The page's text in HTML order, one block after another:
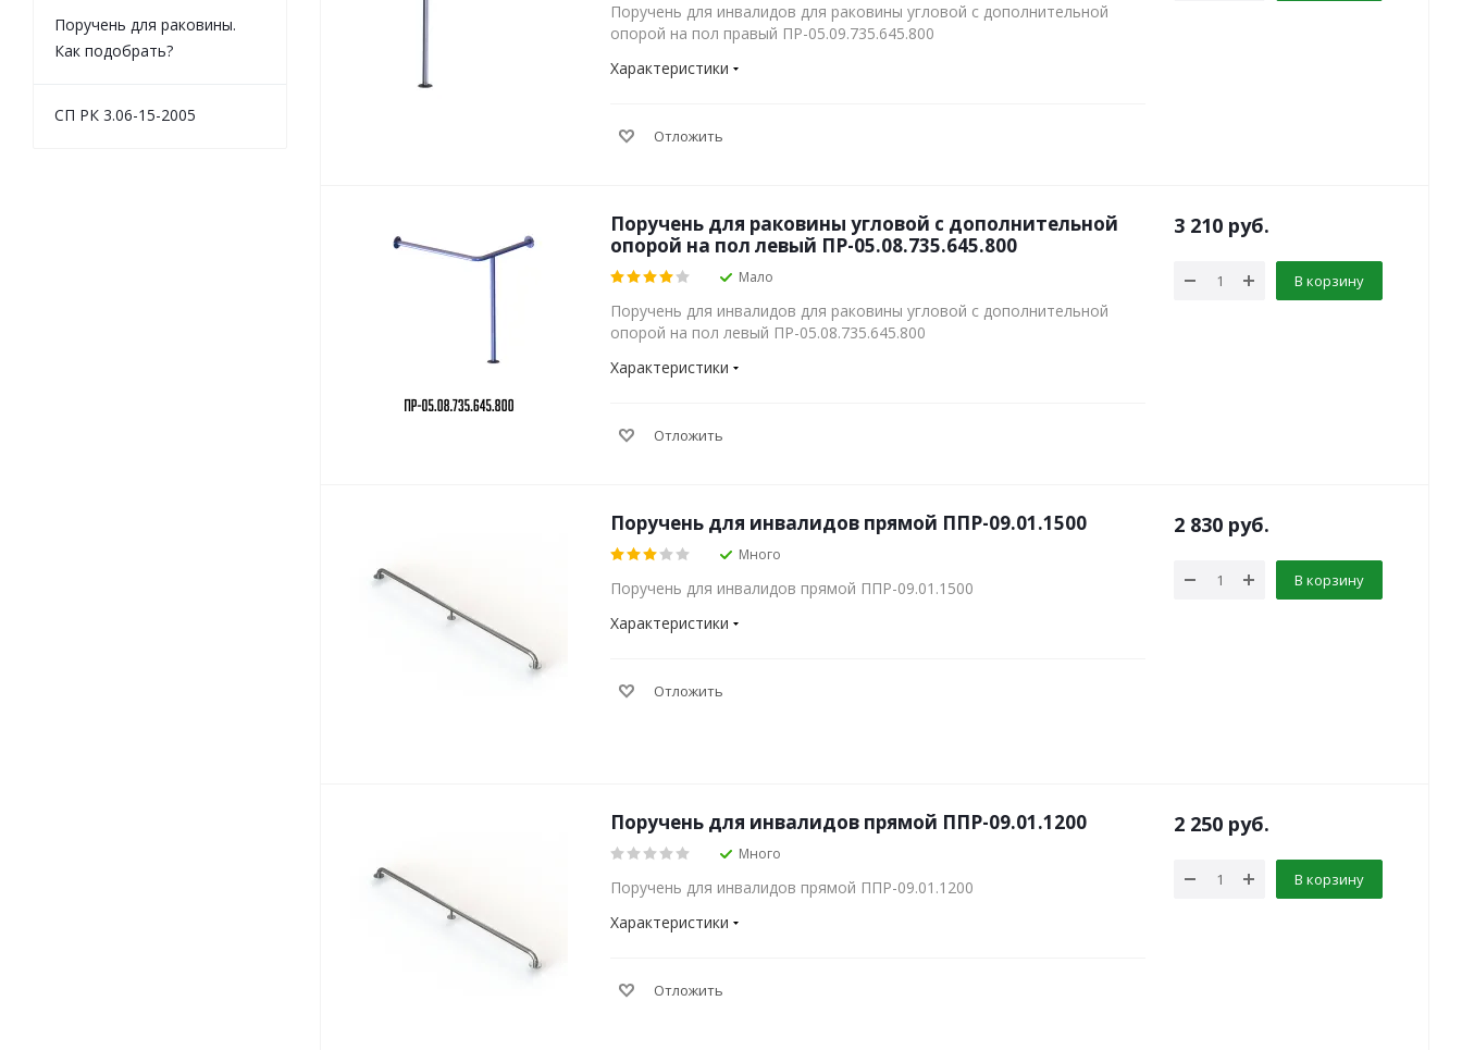
Поручень для инвалидов для раковины угловой с дополнительной
опорой на пол правый ПР-05.09.735.645.800
Характеристики
Отложить
Поручень для раковины угловой с дополнительной
опорой на пол левый ПР-05.08.735.645.800
Мало
Поручень для инвалидов для раковины угловой с дополнительной
опорой на пол левый ПР-05.08.735.645.800
Характеристики
Отложить
3 210 руб.
В корзину
Поручень для инвалидов прямой ППР-09.01.1500
Много
Поручень для инвалидов прямой ППР-09.01.1500
Характеристики
Отложить
2 830 руб.
В корзину
Поручень для инвалидов прямой ППР-09.01.1200
Много
Поручень для инвалидов прямой ППР-09.01.1200
Характеристики
Отложить
2 250 руб.
В корзину
Поручень для раковины.
Как подобрать?
СП РК 3.06-15-2005